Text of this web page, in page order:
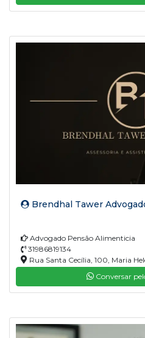
Brendhal Tawer
Advogado Pensão Alimenticia
31986819134
Rua Santa Cecília, 100, Maria
Conversar